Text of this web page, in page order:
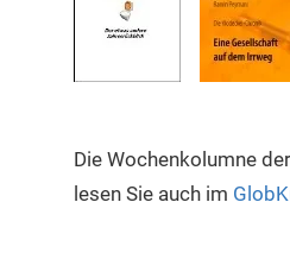
Die Wochenkolumne
lesen Sie auch im